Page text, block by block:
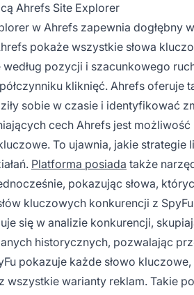
Ahrefs Site Explorer
w Ahrefs zapewnia
pokaże wszystkie słowa
pozycji i szacunkowego
kliknięć. Ahrefs
sobie w czasie i identyfikować
cech Ahrefs jest
To ujawnia, jakie
Platforma posiada także
pokazując słowa,
kluczowych konkurencji z SpyFu
się w analizie konkurencji,
historycznych, pozwalając
pokazuje każde słowo
wszystkie warianty reklam. Takie